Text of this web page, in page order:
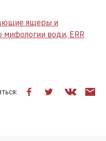
ящеры и
води, ERR